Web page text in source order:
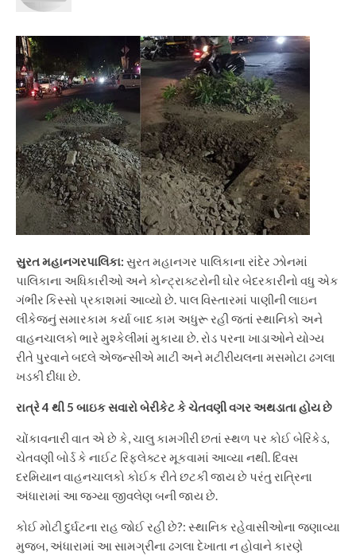
સુરત મહાનગરપાલિકા: સુરત મહાનગર પાલિકાના રાંદેર ઝોનમાં
પાલિકાના અધિકારીઓ અને કોન્ટ્રાક્ટરોની ઘોર બેદરકારીનો વધુ એક
ગંભીર કિસ્સો પ્રકાશમાં આવ્યો છે. પાલ વિસ્તારમાં પાણીની લાઇન
લીકેજનું સમારકામ કર્યા બાદ કામ અધુરૂ રહી જતાં સ્થાનિકો અને
વાહનચાલકો ભારે મુશ્કેલીમાં મુકાયા છે. રોડ પરના ખાડાઓને યોગ્ય
રીતે પુરવાને બદલે એજન્સીએ માટી અને મટીરીયલના મસમોટા ઢગલા
ખડકી દીધા છે.
રાત્રે 4 થી 5 બાઇક સવારો બેરીકેટ કે ચેતવણી વગર અથડાતા હોય છે
ચોંકાવનારી વાત એ છે કે, ચાલુ કામગીરી છતાં સ્થળ પર કોઈ બેરિકેડ,
ચેતવણી બોર્ડ કે નાઈટ રિફ્લેક્ટર મૂકવામાં આવ્યા નથી. દિવસ
દરમિયાન વાહનચાલકો કોઈક રીતે છટકી જાય છે પરંતુ રાત્રિના
અંધારામાં આ જગ્યા જીવલેણ બની જાય છે.
કોઈ મોટી દુર્ઘટના રાહ જોઈ રહી છે?: સ્થાનિક રહેવાસીઓના જણાવ્યા
મુજબ, અંધારામાં આ સામગ્રીના ઢગલા દેખાતા ન હોવાને કારણે